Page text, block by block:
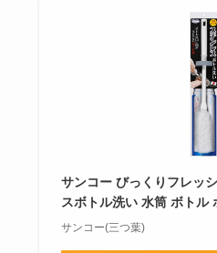
サンコー びっくりフレッ
スボトル洗い 水筒 ボトル
サンコー(三つ葉)